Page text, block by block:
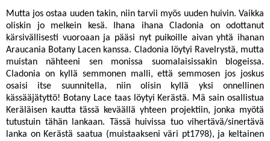
Mutta jos ostaa uuden takin, niin tarvii myös uuden huivin. Vaikka
oliskin jo melkein kesä. Ihana ihana Cladonia on odottanut
kärsivällisesti vuoroaan ja pääsi nyt puikoille aivan yhtä ihanan
Araucania Botany Lacen kanssa. Cladonia löytyi Ravelrystä, mutta
muistan nähteeni sen monissa suomalaisissakin blogeissa.
Cladonia on kyllä semmonen malli, että semmosen jos joskus
osaisi itse suunnitella, niin olisin kyllä yksi onnellinen
kässääjätyttö! Botany Lace taas löytyi Kerästä. Mä sain osallistua
Keräläisen kautta tässä keväällä yhteen projektiin, jonka myötä
tutustuin tähän lankaan. Tässä huivissa tuo vihertävä/sinertävä
lanka on Kerästä saatua (muistaakseni väri pt1798), ja keltainen